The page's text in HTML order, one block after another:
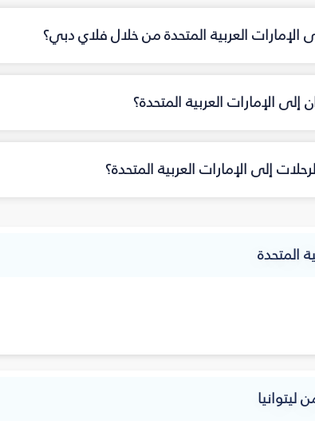
الإمارات العربية المتحدة من خلال فلاي دبي؟
الإمارات العربية المتحدة؟
إلى الإمارات العربية المتحدة؟
المتحدة
ليتوانيا